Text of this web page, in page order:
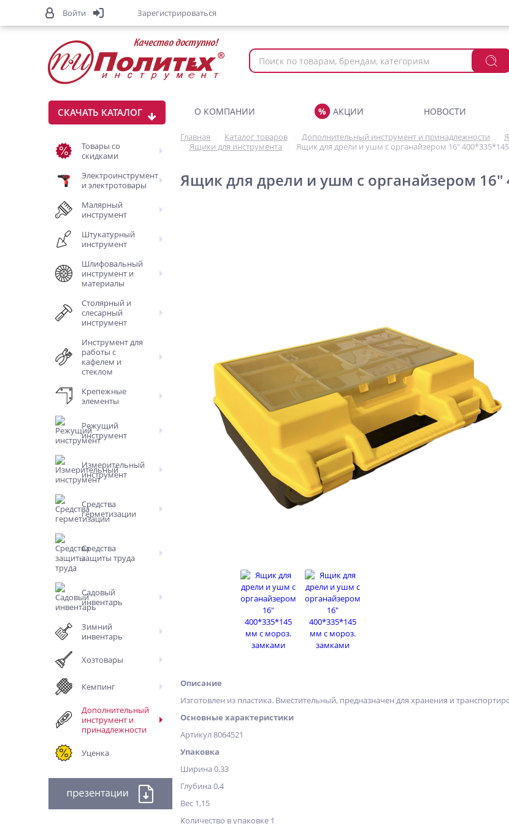
СКАЧАТЬ КАТАЛОГ
Товары со
скидками
Электроинструмент
и электротовары
Малярный
инструмент
Штукатурный
инструмент
Шлифовальный
инструмент и
материалы
Столярный и
слесарный
инструмент
Инструмент для
работы с
кафелем и
стеклом
Крепежные
элементы
Режущий
инструмент
Измерительный
инструмент
Средства
герметизации
Средства
защиты труда
Садовый
инвентарь
Зимний
инвентарь
Хозтовары
Кемпинг
Дополнительный
инструмент и
принадлежности
Уценка
О КОМПАНИИ АКЦИИ НОВОСТИ
Главная Каталог товаров Дополнительный инструмент и принадлежности
Ящики для инструмента
Ящик для дрели и ушм с органайзером 16"
Ящик для дрели и ушм с органайзером
Описание
Изготовлен из пластика. Вместительный, предназначен для хранения и
Основные характеристики
Артикул 8064521
Упаковка
Ширина 0,33
Глубина 0,4
Вес 1,15
Количество в упаковке 1
Войти Зарегистрироваться